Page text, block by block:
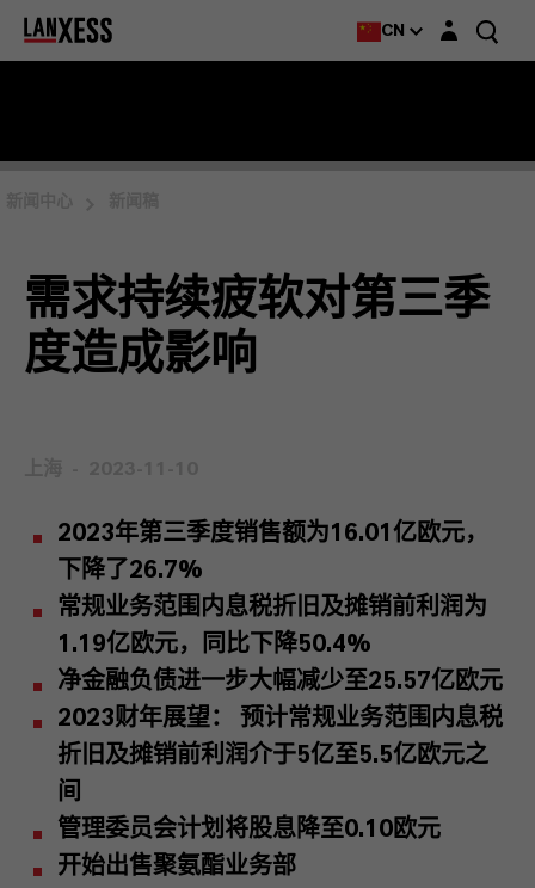
CN Login layer
需求持续疲软对第三季
度造成影响
2023年第三季度销售额为16.01 亿欧元，
下降了 26.7%
常规业务范围内息税折旧及摊销前利润为
1.19亿欧元，同比下降50.4%
净金融负债进一步大幅减少至25.57亿欧元
2023财年展望： 预计常规业务范围内息税
折旧及摊销前利润介于5亿至5.5亿欧元之
间
管理委员会计划将股息降至0.10欧元
开始出售聚氨酯业务部